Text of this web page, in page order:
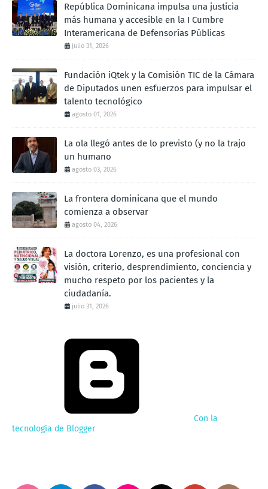
República Dominicana impulsa una justicia
más humana y accesible en la I Cumbre
Interamericana de Defensorías Públicas
julio 31, 2026
Fundación iQtek y la Comisión TIC de la Cámara
de Diputados unen esfuerzos para impulsar el
talento tecnológico
agosto 01, 2026
La ola llegó antes de lo previsto (y no la trajo
un humano
agosto 03, 2026
La frontera dominicana que el mundo
comienza a observar
agosto 04, 2026
La doctora Lorenzo, es una profesional con
visión, criterio, desprendimiento, conciencia y
mucho respeto por los pacientes y la
ciudadanía.
julio 31, 2026
Con la
tecnología de Blogger